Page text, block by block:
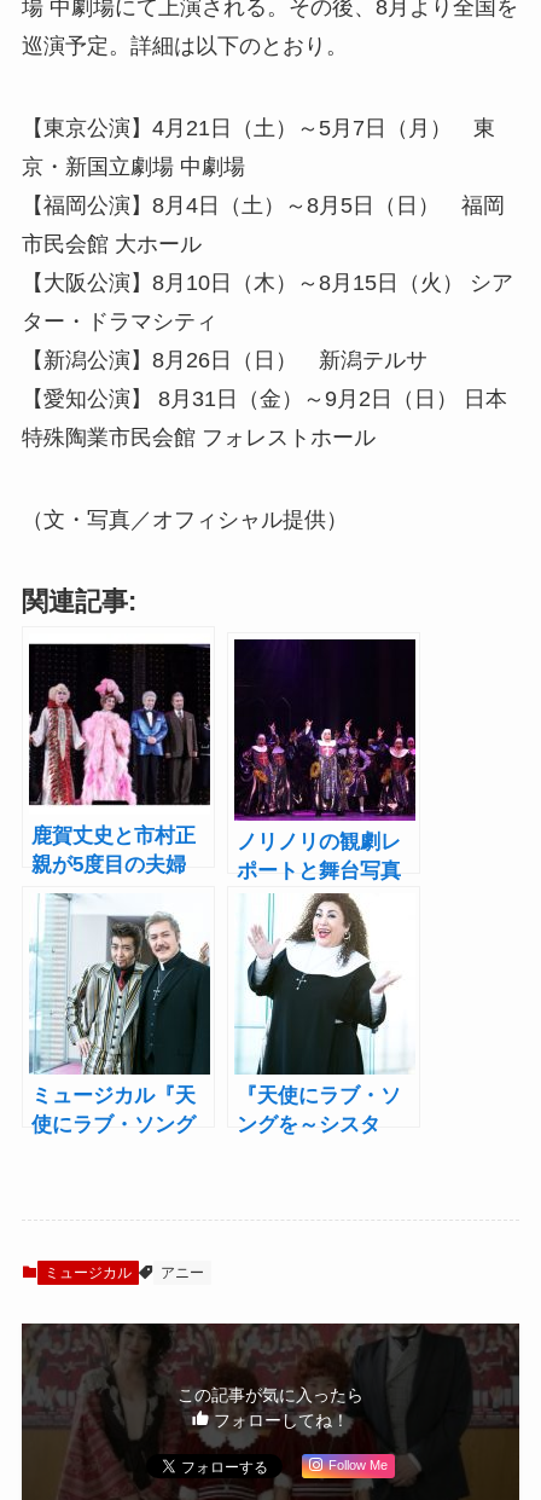
場 中劇場にて上演される。その後、8月より全国を
巡演予定。詳細は以下のとおり。
【東京公演】4月21日（土）～5月7日（月） 東
京・新国立劇場 中劇場
【福岡公演】8月4日（土）～8月5日（日） 福岡
市民会館 大ホール
【大阪公演】8月10日（木）～8月15日（火） シア
ター・ドラマシティ
【新潟公演】8月26日（日） 新潟テルサ
【愛知公演】 8月31日（金）～9月2日（日） 日本
特殊陶業市民会館 フォレストホール
（文・写真／オフィシャル提供）
関連記事:
鹿賀丈史と市村正
親が5度目の夫婦
役！ミュージカル
『ラ・カージュ・
オ・フォール』開
幕
ノリノリの観劇レ
ポートと舞台写真
をお届け！ミュー
ジカル『天使にラ
ブ・ソングを～シ
スター・アクト
～』
ミュージカル『天
使にラブ・ソング
リの転校生モード
『天使にラブ・ソ
ングを～シスタ
会えないかも」
ミュージカル アニー
この記事が気に入ったら
フォローしてね！
Follow Me